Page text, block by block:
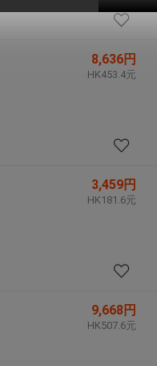
8,636円
HK453.4元
3,459円
HK181.6元
9,668円
HK507.6元